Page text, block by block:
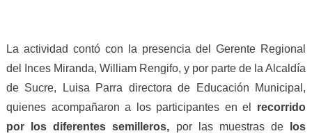
La actividad contó con la presencia del Gerente Regional
del Inces Miranda, William Rengifo, y por parte de la Alcaldía
de Sucre, Luisa Parra directora de Educación Municipal,
quienes acompañaron a los participantes en el recorrido
por los diferentes semilleros, por las muestras de
los